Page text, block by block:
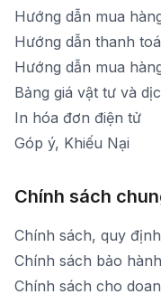
Hướng dẫn mua
Hướng dẫn thanh
Hướng dẫn mua
Bảng giá vật tư và
In hóa đơn điện tử
Góp ý, Khiếu Nại
Chính sách
Chính sách, quy
Chính sách bảo hành
Chính sách cho